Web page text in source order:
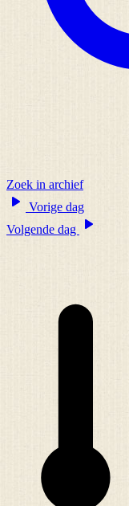
Zoek in archief
Vorige dag
Volgende dag